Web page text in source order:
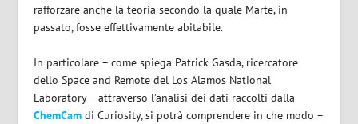
rafforzare anche la teoria secondo la quale Marte, in
passato, fosse effettivamente abitabile.
In particolare – come spiega Patrick Gasda, ricercatore
dello Space and Remote del Los Alamos National
Laboratory – attraverso l’analisi dei dati raccolti dalla
ChemCam di Curiosity, si potrà comprendere in che modo –